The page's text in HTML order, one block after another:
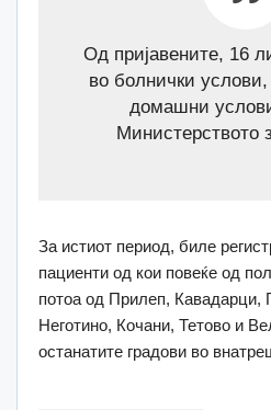
Од пријавените, 16
во болнички
домашни
Министерството
За истиот период, биле
пациенти од кои повеќе од
потоа од Прилеп, Кавадарци,
Неготино, Кочани, Тетово и
останатите градови во